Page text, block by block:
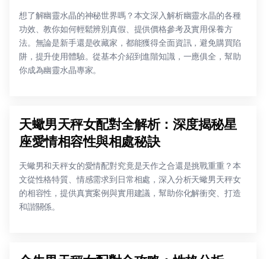
想了解幽靈水晶的神秘世界嗎？本文深入解析幽靈水晶的各種
功效、教你如何輕鬆辨別真假、提供價格參考及實用保養方
法。無論是新手還是收藏家，都能獲得全面資訊，避免購買陷
阱，提升使用體驗。從基本介紹到進階知識，一應俱全，幫助
你成為幽靈水晶專家。
天蠍男天秤女配對全解析：深度揭秘星
座愛情相容性與相處秘訣
天蠍男和天秤女的愛情配對究竟是天作之合還是挑戰重重？本
文從性格特質、情感需求到日常相處，深入分析天蠍男天秤女
的相容性，提供真實案例與實用建議，幫助你化解衝突、打造
和諧關係。